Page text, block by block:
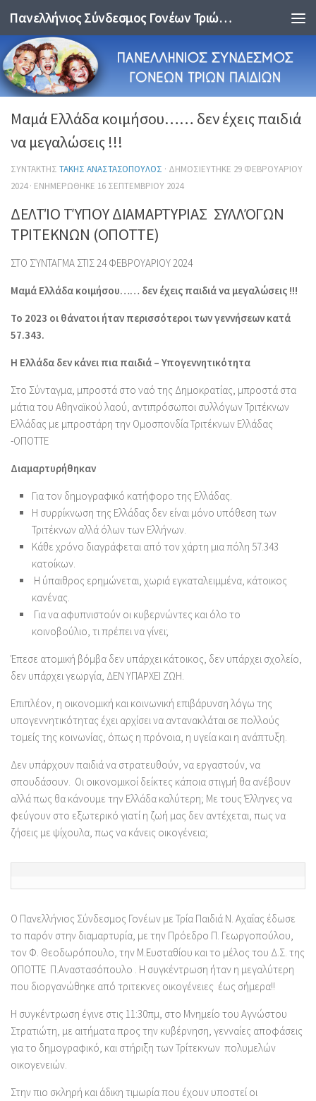
Skip to content Πανελλήνιος Σύνδεσμος Γονέων Τριών Παιδιών
Μαμά Ελλάδα κοιμήσου…… δεν έχεις παιδιά
να μεγαλώσεις !!!
ΣΥΝΤΆΚΤΗΣ ΤΆΚΗΣ ΑΝΑΣΤΑΣΌΠΟΥΛΟΣ · ΔΗΜΟΣΙΕΎΤΗΚΕ 29 ΦΕΒΡΟΥΑΡΊΟΥ
2024· ΕΝΗΜΕΡΏΘΗΚΕ 16 ΣΕΠΤΕΜΒΡΊΟΥ 2024
ΔΕΛΤΊΟ ΤΎΠΟΥ ΔΙΑΜΑΡΤΥΡΙΑΣ ΣΥΛΛΌΓΩΝ
ΤΡΙΤΕΚΝΩΝ (ΟΠΟΤΤΕ)
ΣΤΟ ΣΎΝΤΑΓΜΑ ΣΤΙΣ 24 ΦΕΒΡΟΥΑΡΙΟΥ 2024
Μαμά Ελλάδα κοιμήσου…… δεν έχεις παιδιά να μεγαλώσεις !!!
Το 2023 οι θάνατοι ήταν περισσότεροι των γεννήσεων κατά
57.343.
Η Ελλάδα δεν κάνει πια παιδιά – Υπογεννητικότητα
Στο Σύνταγμα, μπροστά στο ναό της Δημοκρατίας, μπροστά στα
μάτια του Αθηναϊκού λαού, αντιπρόσωποι συλλόγων Τριτέκνων
Ελλάδας με μπροστάρη την Ομοσπονδία Τριτέκνων Ελλάδας
-ΟΠΟΤΤΕ
Διαμαρτυρήθηκαν
Για τον δημογραφικό κατήφορο της Ελλάδας.
Η συρρίκνωση της Ελλάδας δεν είναι μόνο υπόθεση των
Τριτέκνων αλλά όλων των Ελλήνων.
Κάθε χρόνο διαγράφεται από τον χάρτη μια πόλη 57.343
κατοίκων.
Η ύπαιθρος ερημώνεται, χωριά εγκαταλειμμένα, κάτοικος
κανένας.
Για να αφυπνιστούν οι κυβερνώντες και όλο το
κοινοβούλιο, τι πρέπει να γίνει;
Έπεσε ατομική βόμβα δεν υπάρχει κάτοικος, δεν υπάρχει σχολείο,
δεν υπάρχει γεωργία, ΔΕΝ ΥΠΑΡΧΕΙ ΖΩΗ.
Επιπλέον, η οικονομική και κοινωνική επιβάρυνση λόγω της
υπογεννητικότητας έχει αρχίσει να αντανακλάται σε πολλούς
τομείς της κοινωνίας, όπως η πρόνοια, η υγεία και η ανάπτυξη.
Δεν υπάρχουν παιδιά να στρατευθούν, να εργαστούν, να
σπουδάσουν. Οι οικονομικοί δείκτες κάποια στιγμή θα ανέβουν
αλλά πως θα κάνουμε την Ελλάδα καλύτερη; Με τους Έλληνες να
φεύγουν στο εξωτερικό γιατί η ζωή μας δεν αντέχεται, πως να
ζήσεις με ψίχουλα, πως να κάνεις οικογένεια;
Ο Πανελλήνιος Σύνδεσμος Γονέων με Τρία Παιδιά Ν. Αχαΐας έδωσε
το παρόν στην διαμαρτυρία, με την Πρόεδρο Π. Γεωργοπούλου,
τον Φ. Θεοδωρόπουλο, την Μ.Ευσταθίου και το μέλος του Δ.Σ. της
ΟΠΟΤΤΕ Π.Αναστασόπουλο . Η συγκέντρωση ήταν η μεγαλύτερη
που διοργανώθηκε από τριτεκνες οικογένειες έως σήμερα!!
Η συγκέντρωση έγινε στις 11:30πμ, στο Μνημείο του Αγνώστου
Στρατιώτη, με αιτήματα προς την κυβέρνηση, γενναίες αποφάσεις
για το δημογραφικό, και στήριξη των Τρίτεκνων πολυμελών
οικογενειών.
Στην πιο σκληρή και άδικη τιμωρία που έχουν υποστεί οι